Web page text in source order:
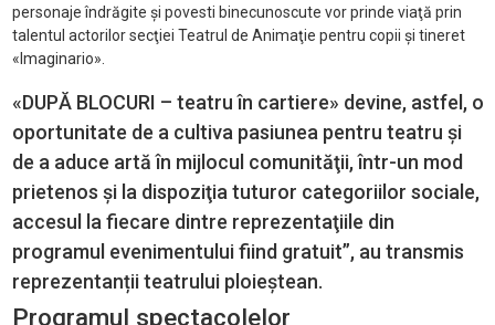
personaje îndrăgite şi povesti binecunoscute vor prinde viaţă prin
talentul actorilor secţiei Teatrul de Animaţie pentru copii şi tineret
«Imaginario».
«DUPĂ BLOCURI – teatru în cartiere» devine, astfel, o
oportunitate de a cultiva pasiunea pentru teatru şi
de a aduce artă în mijlocul comunităţii, într-un mod
prietenos şi la dispoziţia tuturor categoriilor sociale,
accesul la fiecare dintre reprezentaţiile din
programul evenimentului fiind gratuit”, au transmis
reprezentanții teatrului ploieștean.
Programul spectacolelor